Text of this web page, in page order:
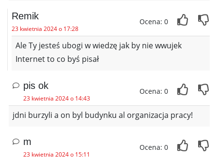
Remik
23 kwietnia 2024 o 17:28
Ocena: 0
Ale Ty jesteś ubogi w wiedzę jak by nie wwujek
Internet to co byś pisał
pis ok
23 kwietnia 2024 o 14:43
Ocena: 0
jdni burzyli a on byl budynku al organizacja pracy!
m
23 kwietnia 2024 o 15:11
Ocena: 0